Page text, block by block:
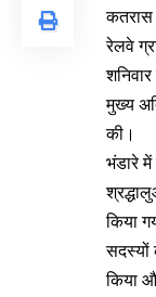
रेलवे
मुख्य
की।
भंडारे
किया
सदस्यों
किया